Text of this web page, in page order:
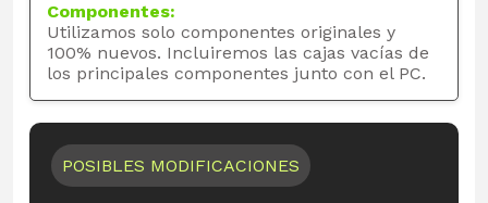
Componentes:
Utilizamos solo componentes originales y
100% nuevos. Incluiremos las cajas vacías de
los principales componentes junto con el PC.
POSIBLES MODIFICACIONES